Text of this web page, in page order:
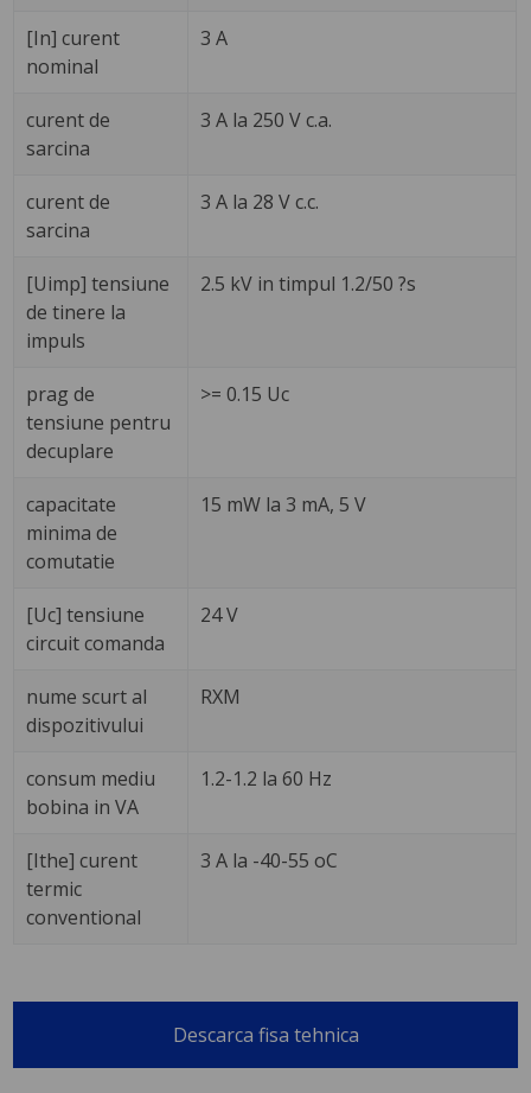
[In] curent
nominal
3 A
curent de
sarcina
3 A la 250 V c.a.
curent de
sarcina
3 A la 28 V c.c.
[Uimp] tensiune
de tinere la
impuls
2.5 kV in timpul 1.2/50 ?s
prag de
tensiune pentru
decuplare
>= 0.15 Uc
capacitate
minima de
comutatie
15 mW la 3 mA, 5 V
[Uc] tensiune
circuit comanda
24 V
nume scurt al
dispozitivului
RXM
consum mediu
bobina in VA
1.2-1.2 la 60 Hz
[Ithe] curent
termic
conventional
3 A la -40-55 oC
Descarca fisa tehnica